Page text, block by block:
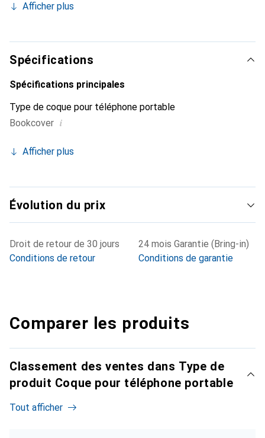
Elle devient un accessoire chic et indispensable pour votre
internationalement pour ses produits de haute qualité et
constitue un choix fiable pour une clientèle exigeante.
Afficher plus
Spécifications
Spécifications principales
Type de coque pour téléphone portable
Bookcover i
Afficher plus
Évolution du prix
Droit de retour de 30 jours
Conditions de retour
24 mois Garantie (Bring-in)
Conditions de garantie
Comparer les produits
Classement des ventes dans Type de
produit Coque pour téléphone portable
Tout afficher